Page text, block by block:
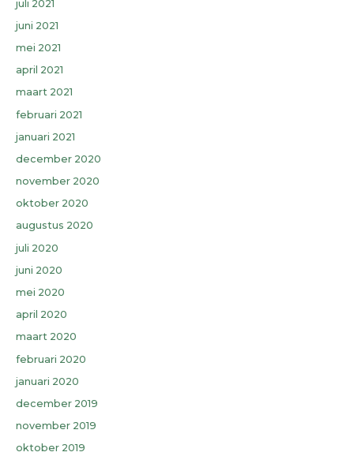
juli 2021
juni 2021
mei 2021
april 2021
maart 2021
februari 2021
januari 2021
december 2020
november 2020
oktober 2020
augustus 2020
juli 2020
juni 2020
mei 2020
april 2020
maart 2020
februari 2020
januari 2020
december 2019
november 2019
oktober 2019